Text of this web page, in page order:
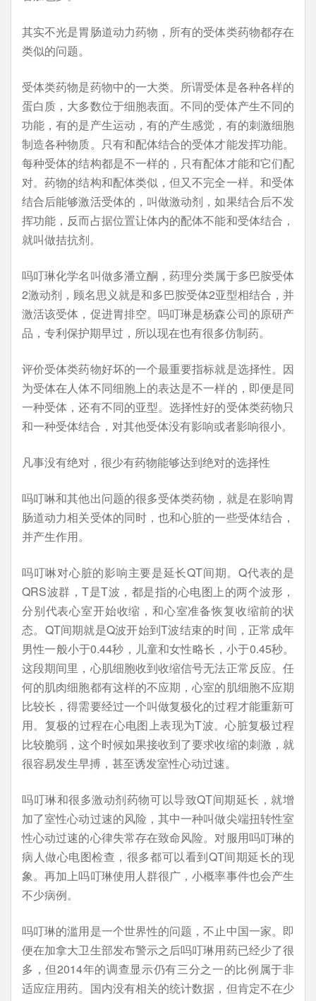
其实不光是胃肠道动力药物，所有的受体类药物都存在
类似的问题。
受体类药物是药物中的一大类。所谓受体是各种各样的
蛋白质，大多数位于细胞表面。不同的受体产生不同的
功能，有的是产生运动，有的产生感觉，有的刺激细胞
制造各种物质。只有和配体结合的受体才能发挥功能。
每种受体的结构都是不一样的，只有配体才能和它们配
对。药物的结构和配体类似，但又不完全一样。和受体
结合后能够激活受体的，叫做激动剂，如果结合后不发
挥功能，反而占据位置让体内的配体不能和受体结合，
就叫做拮抗剂。
吗叮琳化学名叫做多潘立酮，药理分类属于多巴胺受体
2激动剂，顾名思义就是和多巴胺受体2亚型相结合，并
激活该受体，促进胃排空。吗叮琳是杨森公司的原研产
品，专利保护期早过，所以现在也有很多仿制药。
评价受体类药物好坏的一个最重要指标就是选择性。因
为受体在人体不同细胞上的表达是不一样的，即便是同
一种受体，还有不同的亚型。选择性好的受体类药物只
和一种受体结合，对其他受体没有影响或者影响很小。
凡事没有绝对，很少有药物能够达到绝对的选择性
吗叮啉和其他出问题的很多受体类药物，就是在影响胃
肠道动力相关受体的同时，也和心脏的一些受体结合，
并产生作用。
吗叮啉对心脏的影响主要是延长QT间期。Q代表的是
QRS波群，T是T波，都是指的心电图上的两个波形，
分别代表心室开始收缩，和心室准备恢复收缩前的状
态。QT间期就是Q波开始到T波结束的时间，正常成年
男性一般小于0.44秒，儿童和女性略长，小于0.45秒。
这段期间里，心肌细胞收到收缩信号无法正常反应。任
何的肌肉细胞都有这样的不应期，心室的肌细胞不应期
比较长，得需要经过一个叫做复极化的过程才能重新可
用。复极的过程在心电图上表现为T波。心脏复极过程
比较脆弱，这个时候如果接收到了要求收缩的刺激，就
很容易发生早搏，甚至诱发室性心动过速。
吗叮琳和很多激动剂药物可以导致QT间期延长，就增
加了室性心动过速的风险，其中一种叫做尖端扭转性室
性心动过速的心律失常存在致命风险。对服用吗叮琳的
病人做心电图检查，很多都可以看到QT间期延长的现
象。再加上吗叮琳使用人群很广，小概率事件也会产生
不少病例。
吗叮琳的滥用是一个世界性的问题，不止中国一家。即
便在加拿大卫生部发布警示之后吗叮琳用药已经少了很
多，但2014年的调查显示仍有三分之一的比例属于非
适应症用药。国内没有相关的统计数据，但肯定不在少